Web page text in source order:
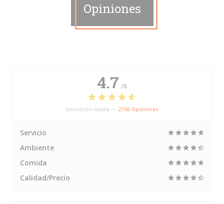
Opiniones
4.7 /5
Valoración media — 2106 Opiniones
Servicio
Ambiente
Comida
Calidad/Precio